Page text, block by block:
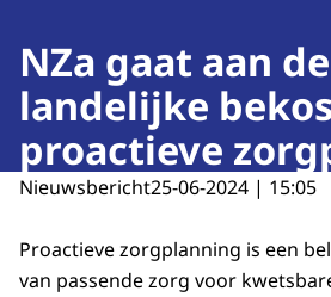
NZa gaat aan
landelijke
proactieve
Nieuwsbericht25-06-2024 | 15:05
Proactieve zorgplanning is een
van passende zorg voor